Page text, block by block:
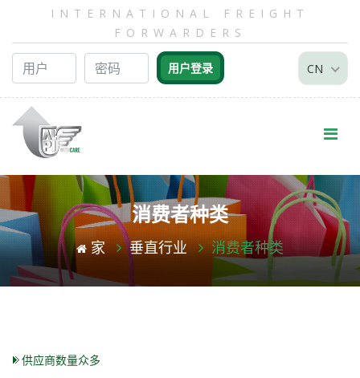
INTERNATIONAL FREIGHT
FORWARDERS
CN
消费者种类
家 垂直行业 消费者种类
供应商数量众多